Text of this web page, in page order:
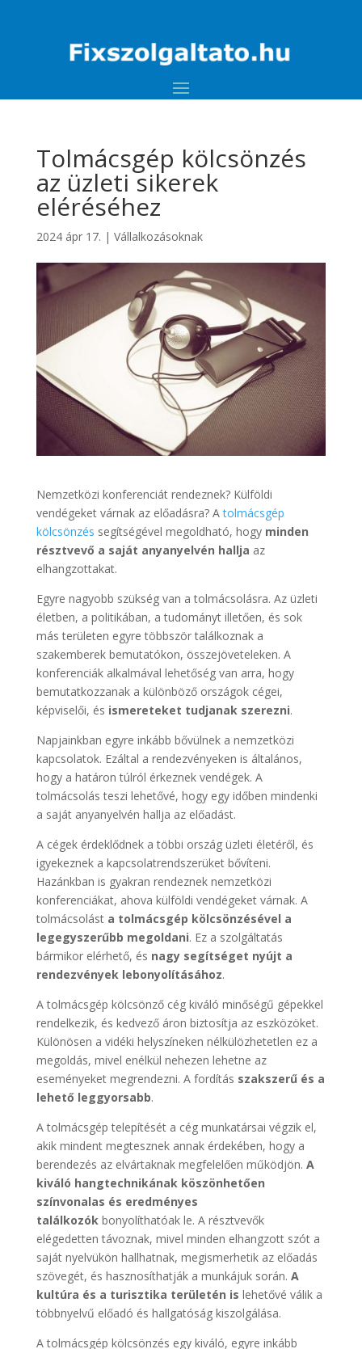
Tolmácsgép kölcsönzés
az üzleti sikerek
eléréséhez
2024 ápr 17. | Vállalkozásoknak
Nemzetközi konferenciát rendeznek? Külföldi
vendégeket várnak az előadásra? Atolmácsgép
kölcsönzés segítségével megoldható, hogyminden
résztvevő a saját anyanyelvén hallja az
elhangzottakat.
Egyre nagyobb szükség van a tolmácsolásra. Az üzleti
életben, a politikában, a tudományt illetően, és sok
más területen egyre többször találkoznak a
szakemberek bemutatókon, összejöveteleken. A
konferenciák alkalmával lehetőség van arra, hogy
bemutatkozzanak a különböző országok cégei,
képviselői, és ismereteket tudjanak szerezni.
Napjainkban egyre inkább bővülnek a nemzetközi
kapcsolatok. Ezáltal a rendezvényeken is általános,
hogy a határon túlról érkeznek vendégek. A
tolmácsolás teszi lehetővé, hogy egy időben mindenki
a saját anyanyelvén hallja az előadást.
A cégek érdeklődnek a többi ország üzleti életéről, és
igyekeznek a kapcsolatrendszerüket bővíteni.
Hazánkban is gyakran rendeznek nemzetközi
konferenciákat, ahova külföldi vendégeket várnak. A
tolmácsolást a tolmácsgép kölcsönzésével a
legegyszerűbb megoldani. Ez a szolgáltatás
bármikor elérhető, és nagy segítséget nyújt a
rendezvények lebonyolításához.
A tolmácsgép kölcsönző cég kiváló minőségű gépekkel
rendelkezik, és kedvező áron biztosítja az eszközöket.
Különösen a vidéki helyszíneken nélkülözhetetlen ez a
megoldás, mivel enélkül nehezen lehetne az
eseményeket megrendezni. A fordítás szakszerű és a
lehető leggyorsabb.
A tolmácsgép telepítését a cég munkatársai végzik el,
akik mindent megtesznek annak érdekében, hogy a
berendezés az elvártaknak megfelelően működjön. A
kiváló hangtechnikának köszönhetően
színvonalas és eredményes
találkozókbonyolíthatóak le. A résztvevők
elégedetten távoznak, mivel minden elhangzott szót a
saját nyelvükön hallhatnak, megismerhetik az előadás
szövegét, és hasznosíthatják a munkájuk során. A
kultúra és a turisztika területén is lehetővé válik a
többnyelvű előadó és hallgatóság kiszolgálása.
A tolmácsgép kölcsönzés egy kiváló, egyre inkább